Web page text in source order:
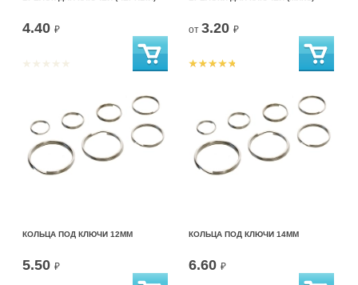
4.40 ₽ от 3.20 ₽
КОЛЬЦА ПОД КЛЮЧИ 12ММ
5.50 ₽
КОЛЬЦА ПОД КЛЮЧИ 14ММ
6.60 ₽